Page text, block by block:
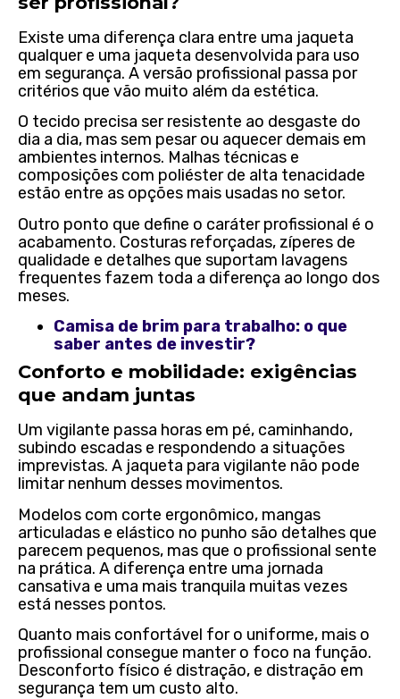
Existe uma diferença clara entre uma jaqueta
qualquer e uma jaqueta desenvolvida para uso
em segurança. A versão profissional passa por
critérios que vão muito além da estética.
O tecido precisa ser resistente ao desgaste do
dia a dia, mas sem pesar ou aquecer demais em
ambientes internos. Malhas técnicas e
composições com poliéster de alta tenacidade
estão entre as opções mais usadas no setor.
Outro ponto que define o caráter profissional é o
acabamento. Costuras reforçadas, zíperes de
qualidade e detalhes que suportam lavagens
frequentes fazem toda a diferença ao longo dos
meses.
Camisa de brim para trabalho: o que
saber antes de investir?
Conforto e mobilidade: exigências
que andam juntas
Um vigilante passa horas em pé, caminhando,
subindo escadas e respondendo a situações
imprevistas. A jaqueta para vigilante não pode
limitar nenhum desses movimentos.
Modelos com corte ergonômico, mangas
articuladas e elástico no punho são detalhes que
parecem pequenos, mas que o profissional sente
na prática. A diferença entre uma jornada
cansativa e uma mais tranquila muitas vezes
está nesses pontos.
Quanto mais confortável for o uniforme, mais o
profissional consegue manter o foco na função.
Desconforto físico é distração, e distração em
segurança tem um custo alto.